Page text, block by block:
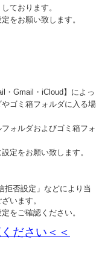
ております。
をお願い致します。
・Gmail・iCloud】によっ
ゴミ箱フォルダに入る場
ォルダおよびゴミ箱フォ
定をお願い致します。
拒否設定」などにより当
います。
をご確認ください。
ださい＜＜